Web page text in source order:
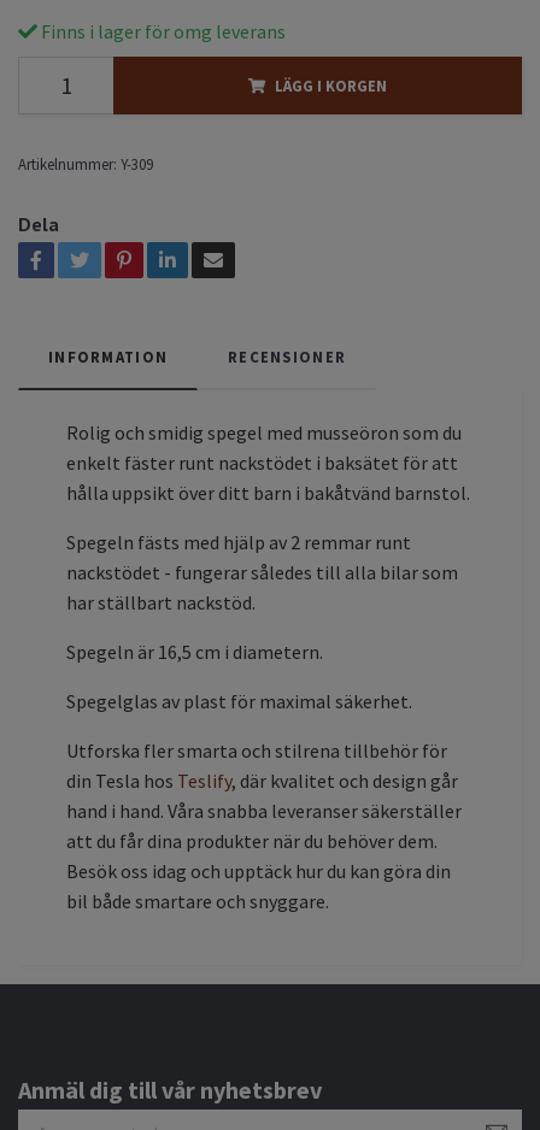
Finns i lager för omg leverans
LÄGG I KORGEN
Artikelnummer: Y-309
Dela
INFORMATION RECENSIONER
Rolig och smidig spegel med musseöron som du
enkelt fäster runt nackstödet i baksätet för att
hålla uppsikt över ditt barn i bakåtvänd barnstol.
Spegeln fästs med hjälp av 2 remmar runt
nackstödet - fungerar således till alla bilar som
har ställbart nackstöd.
Spegeln är 16,5 cm i diametern.
Spegelglas av plast för maximal säkerhet.
Utforska fler smarta och stilrena tillbehör för
din Tesla hos Teslify, där kvalitet och design går
hand i hand. Våra snabba leveranser säkerställer
att du får dina produkter när du behöver dem.
Besök oss idag och upptäck hur du kan göra din
bil både smartare och snyggare.
Anmäl dig till vår nyhetsbrev